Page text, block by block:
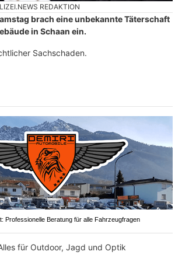
REDAKTION
brach eine unbekannte Täterschaft
in Schaan ein.
Sachschaden.
Professionelle Beratung für alle Fahrzeugfragen